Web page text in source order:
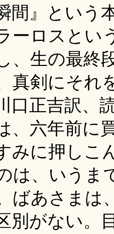
間』とい
ーロスとい
、生の最終
真剣にそれ
口正吉訳、
、六年前に
みに押しこ
は、いうま
ばあさまは
別がない。